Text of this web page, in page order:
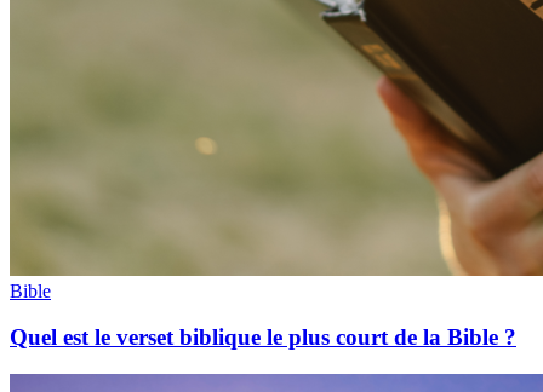
Bible
Quel est le verset biblique le plus court de la Bible ?